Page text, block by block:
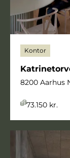
Kontor
8200 Aarhus
73.150 kr.